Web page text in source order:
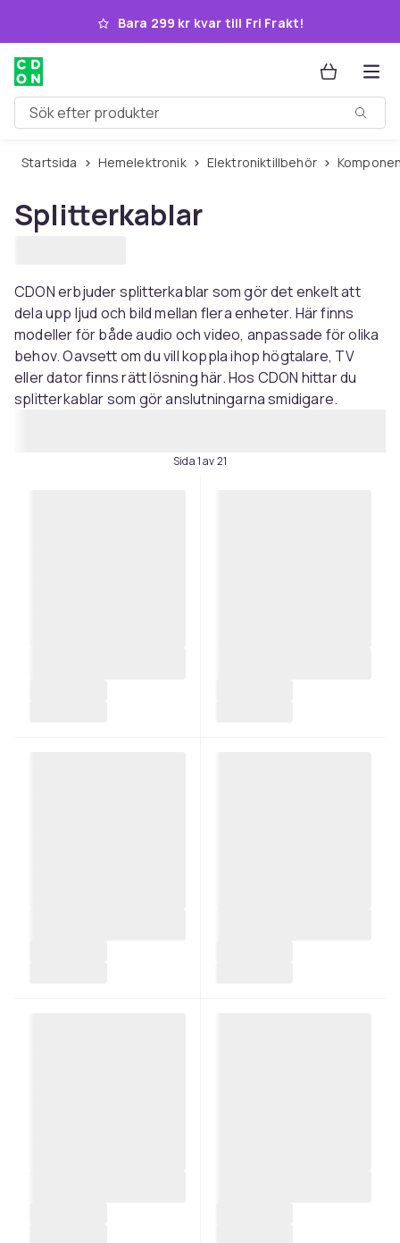
Hoppa till huvudinnehållet
Bara 299 kr kvar till Fri Frakt!
Sök efter produkter
Startsida Hemelektronik Elektroniktillbehör
Splitterkablar
CDON erbjuder splitterkablar som gör det enkelt att
dela upp ljud och bild mellan flera enheter. Här finns
modeller för både audio och video, anpassade för olika
behov. Oavsett om du vill koppla ihop högtalare, TV
eller dator finns rätt lösning här. Hos CDON hittar du
splitterkablar som gör anslutningarna smidigare.
Sida 1 av 21